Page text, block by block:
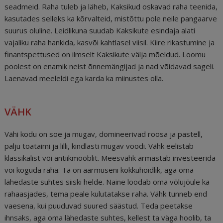
seadmeid. Raha tuleb ja läheb, Kaksikud oskavad raha teenida,
kasutades selleks ka kõrvalteid, mistõttu pole neile pangaarve
suurus oluline. Leidlikuna suudab Kaksikute esindaja alati
vajaliku raha hankida, kasvõi kahtlasel viisil. Kiire rikastumine ja
finantspettused on ilmselt Kaksikute välja mõeldud. Loomu
poolest on enamik neist õnnemängijad ja nad võidavad sageli.
Laenavad meeleldi ega karda ka miinustes olla.
VÄHK
Vähi kodu on soe ja mugav, domineerivad roosa ja pastell,
palju toataimi ja lilli, kindlasti mugav voodi. Vähk eelistab
klassikalist või antiikmööblit. Meesvähk armastab investeerida
või koguda raha. Ta on äärmuseni kokkuhoidlik, aga oma
lähedaste suhtes siiski helde. Naine loodab oma võlujõule ka
rahaasjades, tema peale kulutatakse raha. Vähk tunneb end
vaesena, kui puuduvad suured säästud. Teda peetakse
ihnsaks, aga oma lähedaste suhtes, kellest ta väga hoolib, ta